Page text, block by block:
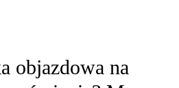
objazdowa na